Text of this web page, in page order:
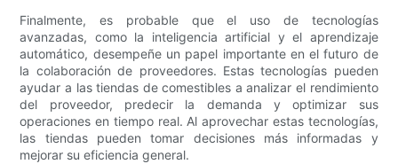
Finalmente, es probable que el uso de tecnologías
avanzadas, como la inteligencia artificial y el aprendizaje
automático, desempeñe un papel importante en el futuro de
la colaboración de proveedores. Estas tecnologías pueden
ayudar a las tiendas de comestibles a analizar el rendimiento
del proveedor, predecir la demanda y optimizar sus
operaciones en tiempo real. Al aprovechar estas tecnologías,
las tiendas pueden tomar decisiones más informadas y
mejorar su eficiencia general.